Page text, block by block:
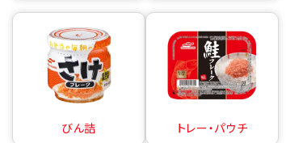
びん詰 トレー・パウチ